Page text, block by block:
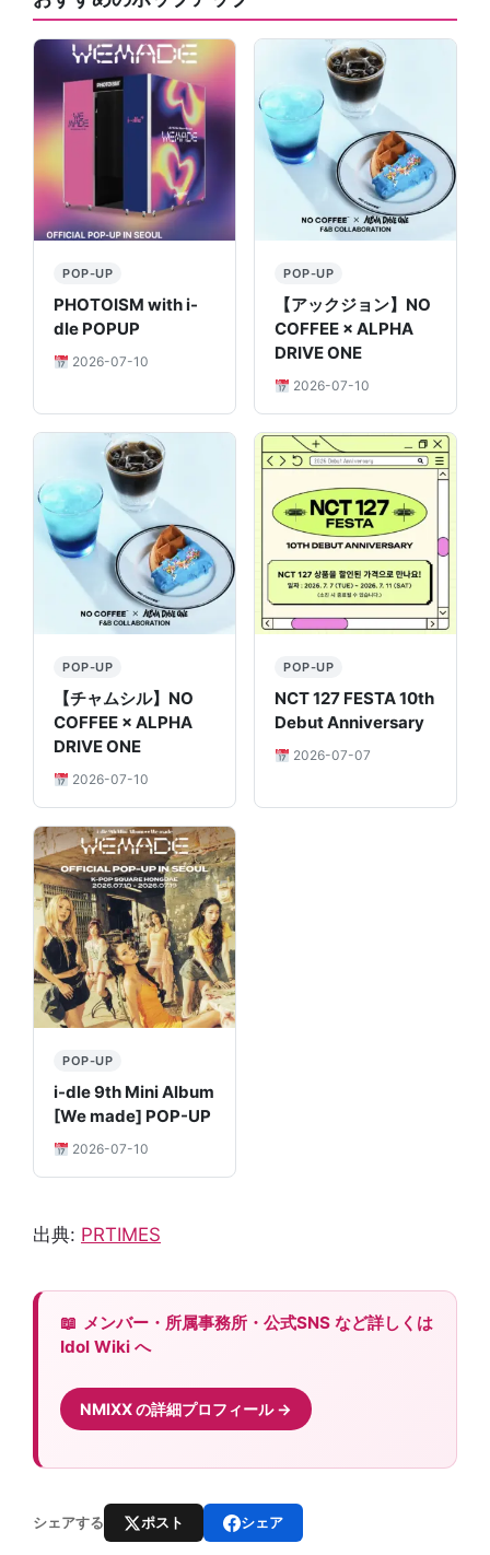
POP-UP
PHOTOISM with i-
dle POPUP
2026-07-10
POP-UP
【アックジョン】NO
COFFEE × ALPHA
DRIVE ONE
2026-07-10
POP-UP
【チャムシル】NO
COFFEE × ALPHA
DRIVE ONE
2026-07-10
POP-UP
NCT 127 FESTA 10th
Debut Anniversary
2026-07-07
POP-UP
i-dle 9th Mini Album
[We made] POP-UP
2026-07-10
出典: PRTIMES
メンバー・所属事務所・公式SNS など詳しくは
Idol Wiki へ
NMIXX の詳細プロフィール
シェアする ポスト シェア